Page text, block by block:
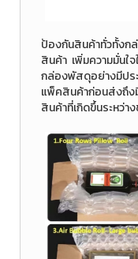
ป้องกันสินค้าทั่วทั้งก
สินค้า เพิ่มความมั่นใ
กล่องพัสดุอย่างมีปร
แพ็คสินค้าก่อนส่งถึ
สินค้าที่เกิดขึ้นระหว่